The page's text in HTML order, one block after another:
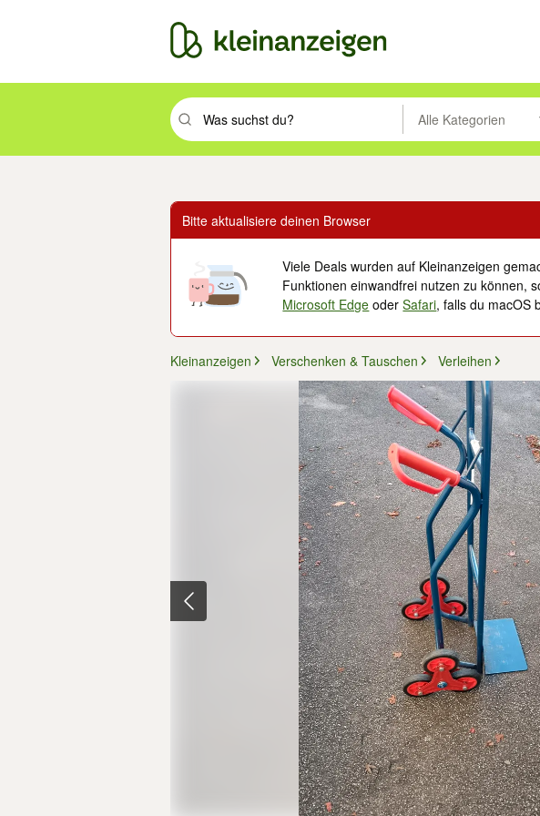
Suchbegriff eingeben. Eingabetaste drücken um zu suchen,
Alle Kategorien
Bitte aktualisiere deinen Browser
Viele Deals wurden auf Kleinanzeigen
Funktionen einwandfrei nutzen zu können,
Microsoft Edge oderSafari, falls du macOS
Kleinanzeigen Verschenken & Tauschen Verleihen